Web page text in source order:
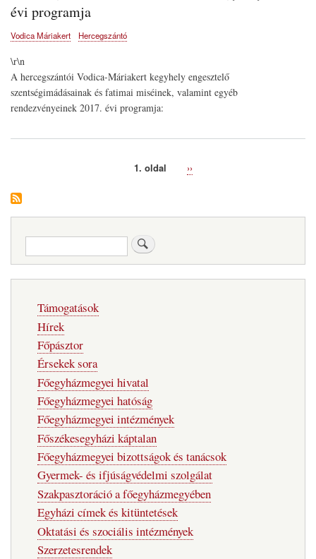
évi programja
Vodica Máriakert Hercegszántó
\r\n
A hercegszántói Vodica-Máriakert kegyhely engesztelő
szentségimádásainak és fatimai miséinek, valamint egyéb
rendezvényeinek 2017. évi programja:
1. oldal
Következő
››
Keresés
navigáció
Támogatások
Hírek
Főpásztor
Érsekek sora
Főegyházmegyei hivatal
Főegyházmegyei hatóság
Főegyházmegyei intézmények
Főszékesegyházi káptalan
Főegyházmegyei bizottságok és tanácsok
Gyermek- és ifjúságvédelmi szolgálat
Szakpasztoráció a főegyházmegyében
Egyházi címek és kitüntetések
Oktatási és szociális intézmények
Szerzetesrendek